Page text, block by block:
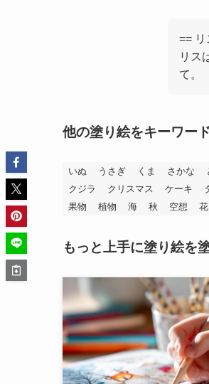
==
リス
て。
他の塗り絵をキーワー
いぬ うさぎ くま さかな
クジラ
クリスマス ケーキ
果物
植物 海 秋 空想 花
もっと上手に塗り絵を